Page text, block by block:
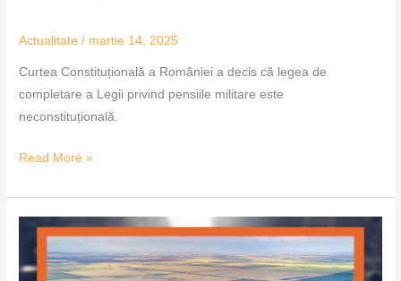
Actualitate / martie 14, 2025
Curtea Constituțională a României a decis că legea de
completare a Legii privind pensiile militare este
neconstituțională.
Read More »
Legea
arendei
a